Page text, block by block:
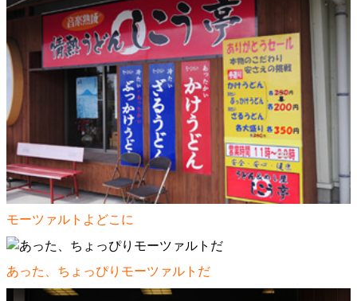
モーツァルトよどこに
あった、ちょっぴりモーツァルトだ